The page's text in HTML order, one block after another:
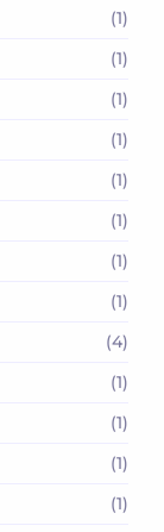
(1)
(1)
(1)
(1)
(1)
(1)
(1)
(1)
(4)
(1)
(1)
(1)
(1)